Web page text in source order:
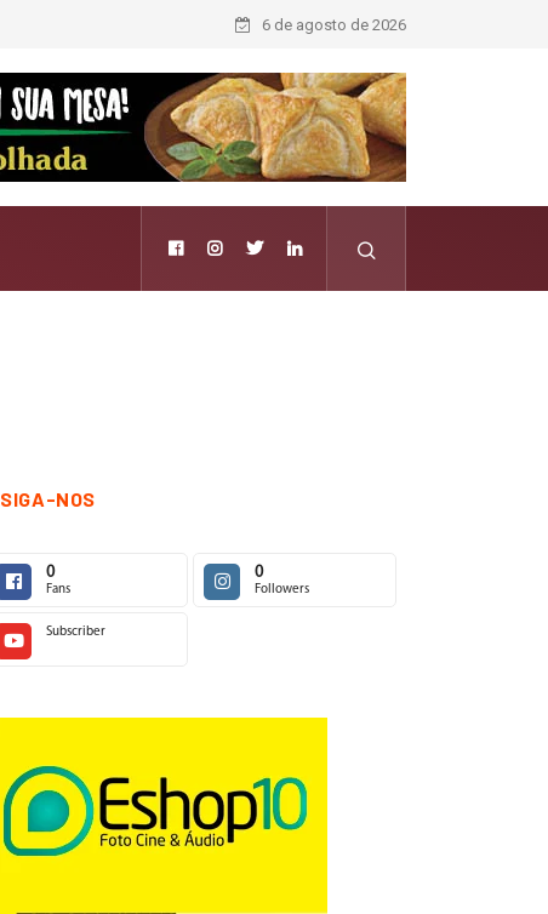
6 de agosto de 2026
SIGA-NOS
0
Fans
0
Followers
Subscriber